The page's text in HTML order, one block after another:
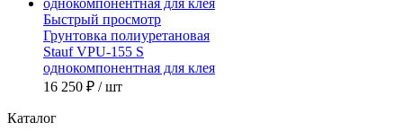
Быстрый просмотр
Грунтовка полиуретановая
Stauf VPU-155 S
однокомпонентная для клея
16 250 ₽ / шт
Каталог